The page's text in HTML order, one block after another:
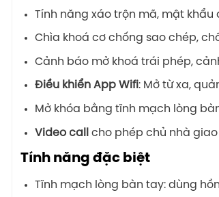
Tính năng xáo trộn mã, mật khẩu
Chìa khoá cơ chống sao chép,
Cảnh báo mở khoá trái phép,
Điều khiển App Wifi: Mở từ xa,
Mở khóa bằng tĩnh mạch lòng
Video call cho phép chủ nhà
Tính năng đặc biệt
Tĩnh mạch lòng bàn tay: dùng